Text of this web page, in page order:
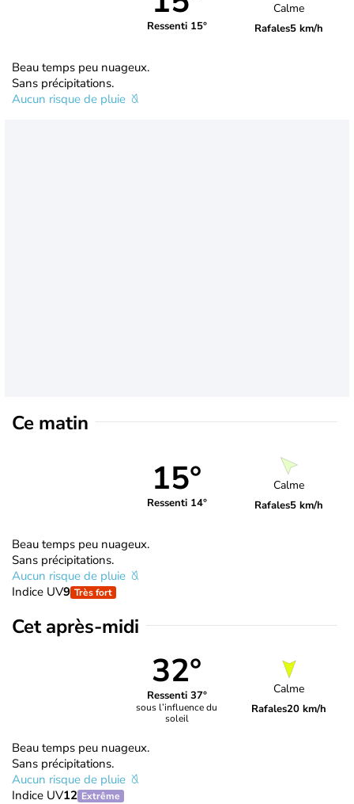
Ressenti 15°
Calme
Rafales5 km/h
Beau temps peu nuageux.
Sans précipitations.
Aucun risque de pluie
Ce matin
15°
Ressenti 14°
Calme
Rafales5 km/h
Beau temps peu nuageux.
Sans précipitations.
Aucun risque de pluie
Indice UV9 Très fort
Cet après-midi
32°
Ressenti 37°
sous l’influence du
soleil
Calme
Rafales20 km/h
Beau temps peu nuageux.
Sans précipitations.
Aucun risque de pluie
Indice UV12 Extrême